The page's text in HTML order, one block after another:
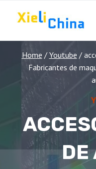
Home / Youtube /
Fabricantes de
DE